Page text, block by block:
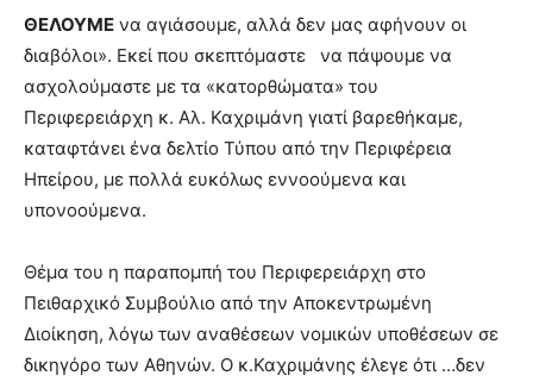
ΘΕΛΟΥΜΕ να αγιάσουμε, αλλά δεν μας αφήνουν οι
διαβόλοι». Εκεί που σκεπτόμαστε να πάψουμε να
ασχολούμαστε με τα «κατορθώματα» του
Περιφερειάρχη κ. Αλ. Καχριμάνη γιατί βαρεθήκαμε,
καταφτάνει ένα δελτίο Τύπου από την Περιφέρεια
Ηπείρου, με πολλά ευκόλως εννοούμενα και
υπονοούμενα.
Θέμα του η παραπομπή του Περιφερειάρχη στο
Πειθαρχικό Συμβούλιο από την Αποκεντρωμένη
Διοίκηση, λόγω των αναθέσεων νομικών υποθέσεων σε
δικηγόρο των Αθηνών. Ο κ.Καχριμάνης έλεγε ότι …δεν